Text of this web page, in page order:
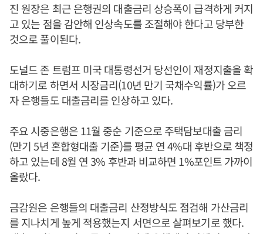
진 원장은 최근 은행권의 대출금리 상승폭이 급격하게 커지
고 있는 점을 감안해 인상속도를 조절해야 한다고 당부한
것으로 풀이된다.
도널드 존 트럼프 미국 대통령선거 당선인이 재정지출을 확
대하기로 하면서 시장금리(10년 만기 국채수익률)가 오르
자 은행들도 대출금리를 인상하고 있다.
주요 시중은행은 11월 중순 기준으로 주택담보대출 금리
(만기 5년 혼합형대출 기준)를 평균 연 4%대 후반으로 책정
하고 있는데 8월 연 3% 후반과 비교하면 1%포인트 가까이
올랐다.
금감원은 은행들의 대출금리 산정방식도 점검해 가산금리
를 지나치게 높게 적용했는지 서면으로 살펴보기로 했다.